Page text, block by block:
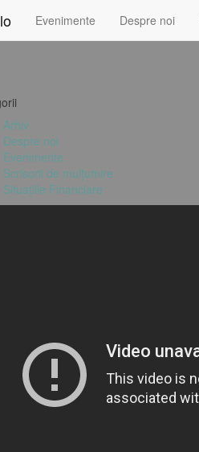
Evenimente Despre noi
Arhiv
Despre noi
Evenimente
Scrisorii de mulțumire
Situațiile Financiare